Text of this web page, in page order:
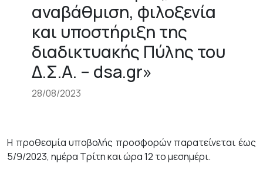
αναβάθμιση, φιλοξενία
και υποστήριξη της
διαδικτυακής Πύλης του
Δ.Σ.Α. – dsa.gr»
28/08/2023
Η προθεσμία υποβολής προσφορών παρατείνεται έως
5/9/2023, ημέρα Τρίτη και ώρα 12 το μεσημέρι.